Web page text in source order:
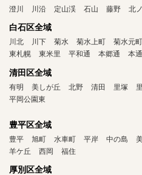
澄川 川沿 定山渓 石山 藤野 北
白石区全域
川北 川下 菊水 菊水上町 菊水元町
東札幌
東米里 平和通 本郷通 本通
清田区全域
有明 美しが丘 北野 清田 里塚
平岡公園東
豊平区全域
豊平 旭町 水車町 平岸 中の島
羊ケ丘
西岡 福住
厚別区全域